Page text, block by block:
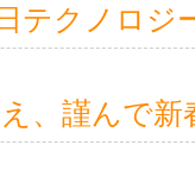
テクノロジ
、謹んで